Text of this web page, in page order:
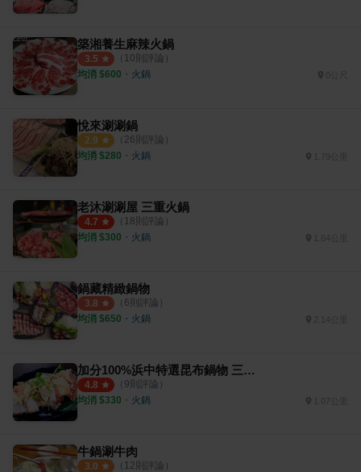
築湘養生麻辣火鍋
3.5 （ 10則評論）
均消 $600 ・ 火鍋
悅來涮涮鍋
2.9 （ 26則評論）
均消 $280 ・ 火鍋
老沐涮涮屋 三重火鍋
4.7 （ 18則評論）
均消 $300 ・ 火鍋 1.64公里
鍋藏精緻鍋物
3.8 （ 6則評論）
均消 $650 ・ 火鍋 2.14公里
加分100%浜中特選昆布鍋物 三重正義店
4.8 （ 9則評論）
均消 $330 ・ 火鍋
牛鍋涮牛肉
3.0 （ 12則評論）